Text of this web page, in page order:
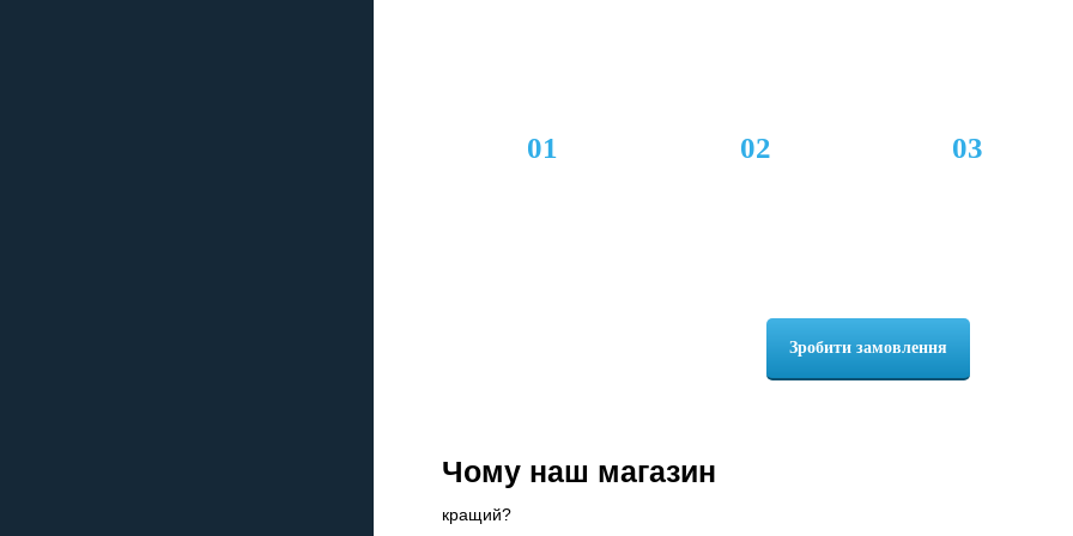
01 02 03
Зробити замовлення
Чому наш магазин
кращий?